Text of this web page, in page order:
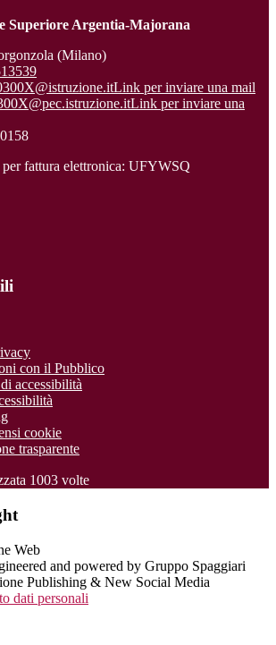
Superiore Argentia-Majorana
(Milano)
Link per inviare una mail
Link per inviare una
fattura elettronica: UFYWSQ
con il Pubblico
accessibilità
cookie
trasparente
1003 volte
and powered by Gruppo Spaggiari
Publishing & New Social Media
dati personali